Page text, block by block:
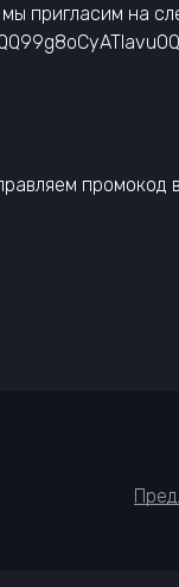
пригласим на